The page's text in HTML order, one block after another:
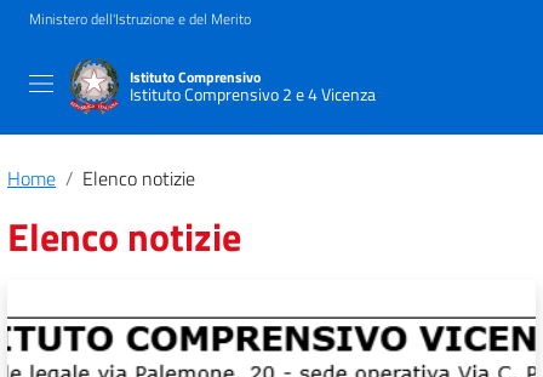
Ministero dell'Istruzione e del Merito
Istituto Comprensivo
Istituto Comprensivo 2 e 4 Vicenza
Home Elenco notizie
Elenco notizie